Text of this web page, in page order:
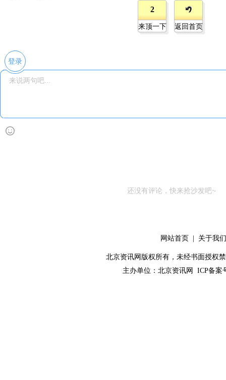
2
来顶一下 返回首页
登录
还没有评论，快来抢沙发吧~
网站首页 关于我们
北京资讯网版权所有，未经书面授权
主办单位： 北京资讯网 ICP备案